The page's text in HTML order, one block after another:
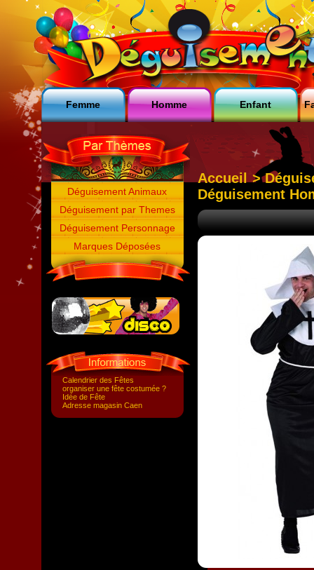
Femme Homme Enfant
Déguisement Animaux
Déguisement par Themes
Déguisement Personnage
Marques Déposées
Calendrier des Fêtes
organiser une fête costumée ?
Idée de Fête
Adresse magasin Caen
Accueil >
Déguisement